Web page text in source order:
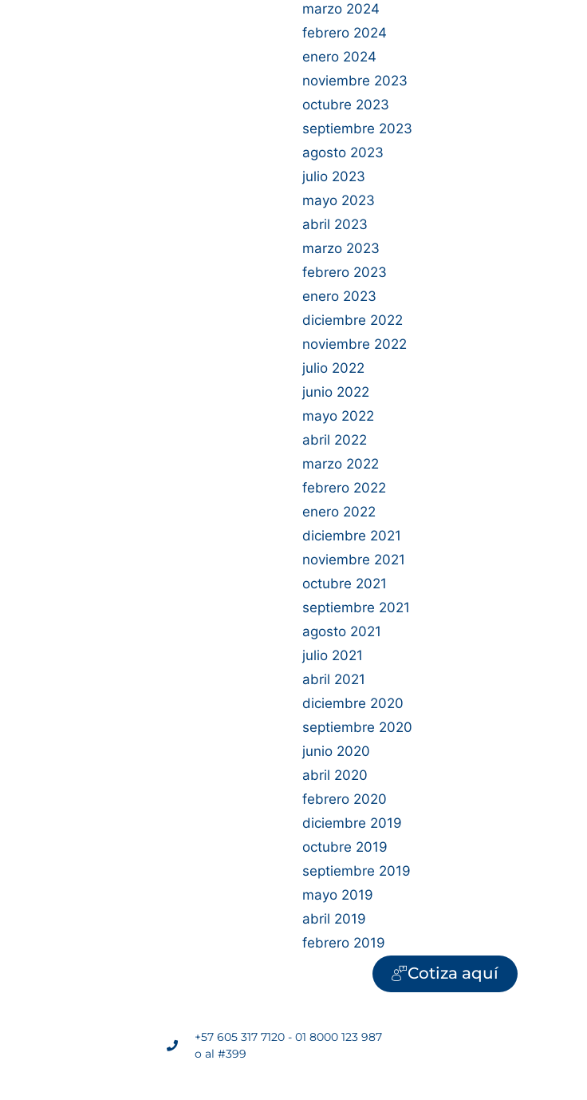
marzo 2024
febrero 2024
enero 2024
noviembre 2023
octubre 2023
septiembre 2023
agosto 2023
julio 2023
mayo 2023
abril 2023
marzo 2023
febrero 2023
enero 2023
diciembre 2022
noviembre 2022
julio 2022
junio 2022
mayo 2022
abril 2022
marzo 2022
febrero 2022
enero 2022
diciembre 2021
noviembre 2021
octubre 2021
septiembre 2021
agosto 2021
julio 2021
abril 2021
diciembre 2020
septiembre 2020
junio 2020
abril 2020
febrero 2020
diciembre 2019
octubre 2019
septiembre 2019
mayo 2019
abril 2019
febrero 2019
+57 605 317 7120 - 01 8000 123 987
o al #399
Cotiza aquí